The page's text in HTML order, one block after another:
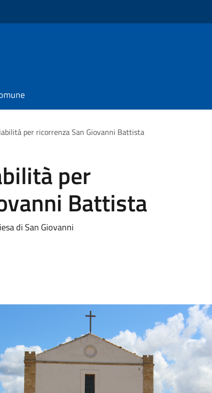
per ricorrenza San Giovanni Battista
per
Battista
di San Giovanni